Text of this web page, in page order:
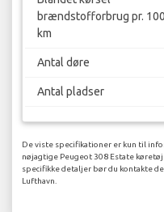
brændstofforbrug pr. 100
km
Antal døre
Antal pladser
De viste specifikationer er kun til
nøjagtige Peugeot 308 Estate
specifikke detaljer bør du kontakte
Lufthavn.